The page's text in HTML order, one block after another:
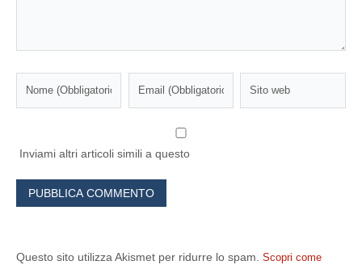
Inviami altri articoli simili a questo
Questo sito utilizza Akismet per ridurre lo spam. Scopri come